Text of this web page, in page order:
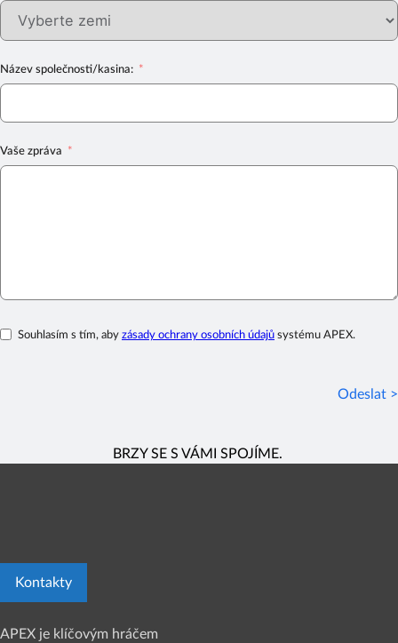
Název společnosti/kasina:
Vaše zpráva
Souhlasím s tím, aby zásady ochrany osobních údajů systému APEX.
Odeslat >
BRZY SE S VÁMI SPOJÍME.
Kontakty
APEX je klíčovým hráčem